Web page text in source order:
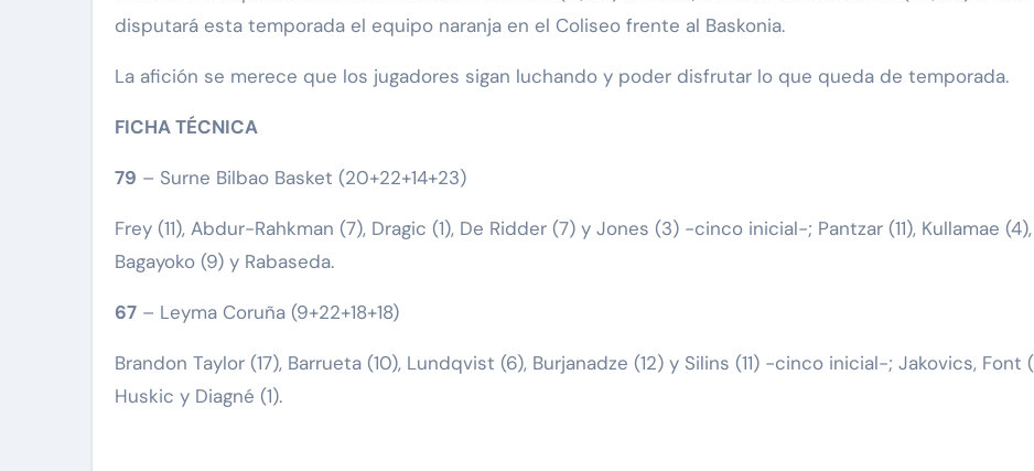
disputará esta temporada el equipo naranja en el Coliseo frente al Baskonia.
La afición se merece que los jugadores sigan luchando y poder disfrutar lo que queda de temporada.
FICHA TÉCNICA
79 – Surne Bilbao Basket (20+22+14+23)
Frey (11), Abdur-Rahkman (7), Dragic (1), De Ridder (7) y Jones (3) -cinco inicial-; Pantzar (11), Kullamae
Bagayoko (9) y Rabaseda.
67 – Leyma Coruña (9+22+18+18)
Brandon Taylor (17), Barrueta (10), Lundqvist (6), Burjanadze (12) y Silins (11) -cinco inicial-; Jakovics, Font
Huskic y Diagné (1).